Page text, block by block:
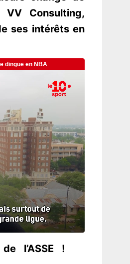
VV Consulting,
ses intérêts en
l’ASSE !